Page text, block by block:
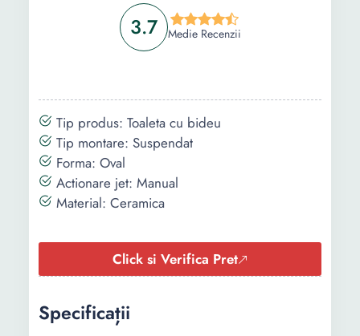
3.7 Medie Recenzii
Tip produs: Toaleta cu bideu
Tip montare: Suspendat
Forma: Oval
Actionare jet: Manual
Material: Ceramica
Click si Verifica Pret
Specificații